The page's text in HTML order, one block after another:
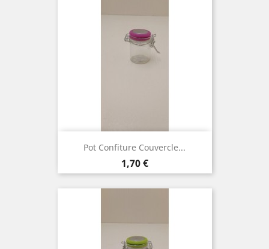
Pot Confiture Couvercle...
Prix
1,70 €